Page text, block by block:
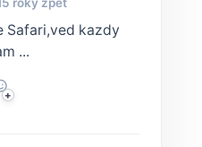
roky zpět
Safari,ved kazdy
...